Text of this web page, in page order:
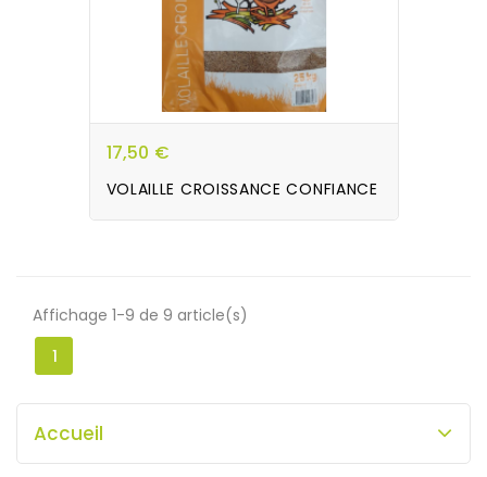
17,50 €
VOLAILLE CROISSANCE CONFIANCE
Affichage 1-9 de 9 article(s)
1
Accueil